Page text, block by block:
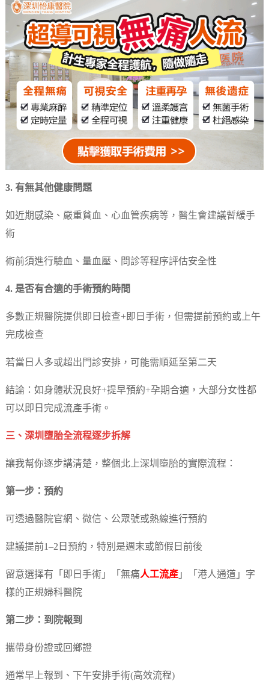
3. 有無其他健康問題
如近期感染、嚴重貧血、心血管疾病等，醫生會建議暫緩手
術
術前須進行驗血、量血壓、問診等程序評估安全性
4. 是否有合適的手術預約時間
多數正規醫院提供即日檢查+即日手術，但需提前預約或上午
完成檢查
若當日人多或超出門診安排，可能需順延至第二天
結論：如身體狀況良好+提早預約+孕期合適，大部分女性都
可以即日完成流產手術。
三、深圳墮胎全流程逐步拆解
讓我幫你逐步講清楚，整個北上深圳墮胎的實際流程：
第一步：預約
可透過醫院官網、微信、公眾號或熱線進行預約
建議提前1–2日預約，特別是週末或節假日前後
留意選擇有「即日手術」「無痛人工流產」「港人通道」字
樣的正規婦科醫院
第二步：到院報到
攜帶身份證或回鄉證
通常早上報到、下午安排手術(高效流程)